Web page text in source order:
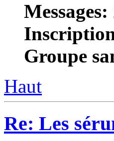
Messages:
Groupe
Haut
Re: Les